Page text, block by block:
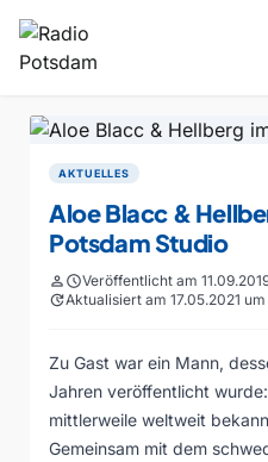
AKTUELLES
Aloe Blacc &
Potsdam Studio
personscheduleVeröffentlicht am
updateAktualisiert am 17.05.2021 um
Zu Gast war ein Mann,
Jahren veröffentlicht wurde:
mittlerweile weltweit
Gemeinsam mit dem